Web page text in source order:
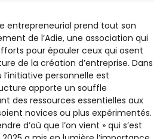
entrepreneurial prend tout son
de l’Adie, une association qui
pour épauler ceux qui osent
de la création d’entreprise. Dans
personnelle est
apporte un souffle
des ressources essentielles aux
novices ou plus expérimentés.
d’où que l’on vient » qui s’est